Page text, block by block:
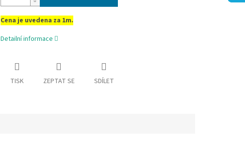
Cena je uvedena za 1m.
Detailní informace
TISK ZEPTAT SE SDÍLET